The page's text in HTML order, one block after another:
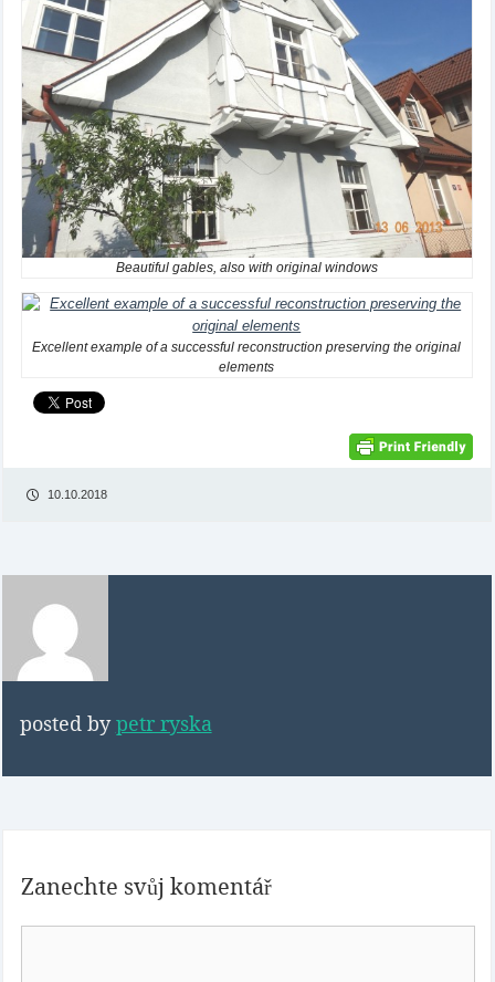
Beautiful gables, also with original windows
Excellent example of a successful reconstruction preserving the original
elements
10.10.2018
posted bypetr ryska
Zanechte svůj komentář